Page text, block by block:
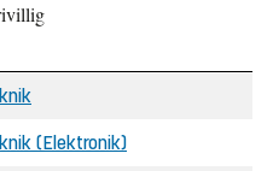
(Elektronik)